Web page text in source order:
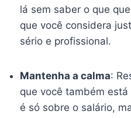
lá sem saber o que
que você considera
sério e profissional.
Mantenha a calma:
que você também
é só sobre o salário,